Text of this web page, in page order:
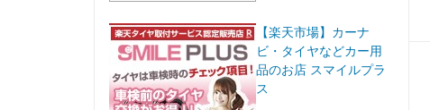
【楽天市場】カーナ
ビ・タイヤなどカー用
品のお店 スマイルプラ
ス